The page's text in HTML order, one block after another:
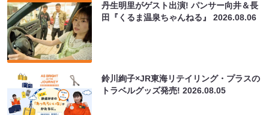
丹生明里がゲスト出演! パンサー向井＆長
田『くるま温泉ちゃんねる』2026.08.06
鈴川絢子×JR東海リテイリング・プラスの
トラベルグッズ発売!2026.08.05